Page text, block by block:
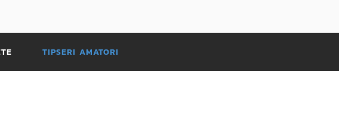
TIPSERI AMATORI